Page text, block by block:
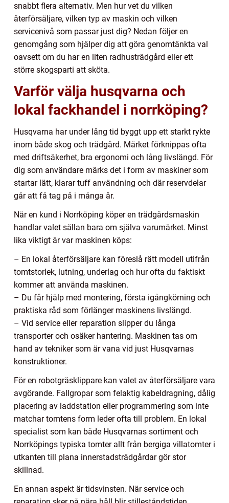
snabbt flera alternativ. Men hur vet du vilken
återförsäljare, vilken typ av maskin och vilken
servicenivå som passar just dig? Nedan följer en
genomgång som hjälper dig att göra genomtänkta val
oavsett om du har en liten radhusträdgård eller ett
större skogsparti att sköta.
Varför välja husqvarna och
lokal fackhandel i norrköping?
Husqvarna har under lång tid byggt upp ett starkt rykte
inom både skog och trädgård. Märket förknippas ofta
med driftsäkerhet, bra ergonomi och lång livslängd. För
dig som användare märks det i form av maskiner som
startar lätt, klarar tuff användning och där reservdelar
går att få tag på i många år.
När en kund i Norrköping köper en trädgårdsmaskin
handlar valet sällan bara om själva varumärket. Minst
lika viktigt är var maskinen köps:
– En lokal återförsäljare kan föreslå rätt modell utifrån
tomtstorlek, lutning, underlag och hur ofta du faktiskt
kommer att använda maskinen.
– Du får hjälp med montering, första igångkörning och
praktiska råd som förlänger maskinens livslängd.
– Vid service eller reparation slipper du långa
transporter och osäker hantering. Maskinen tas om
hand av tekniker som är vana vid just Husqvarnas
konstruktioner.
För en robotgräsklippare kan valet av återförsäljare vara
avgörande. Fallgropar som felaktig kabeldragning, dålig
placering av laddstation eller programmering som inte
matchar tomtens form leder ofta till problem. En lokal
specialist som kan både Husqvarnas sortiment och
Norrköpings typiska tomter allt från bergiga villatomter i
utkanten till plana innerstadsträdgårdar gör stor
skillnad.
En annan aspekt är tidsvinsten. När service och